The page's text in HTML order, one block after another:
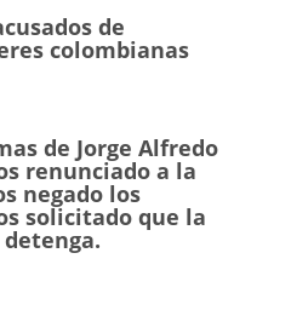
de
colombianas
de Jorge Alfredo
renunciado a la
negado los
solicitado que la